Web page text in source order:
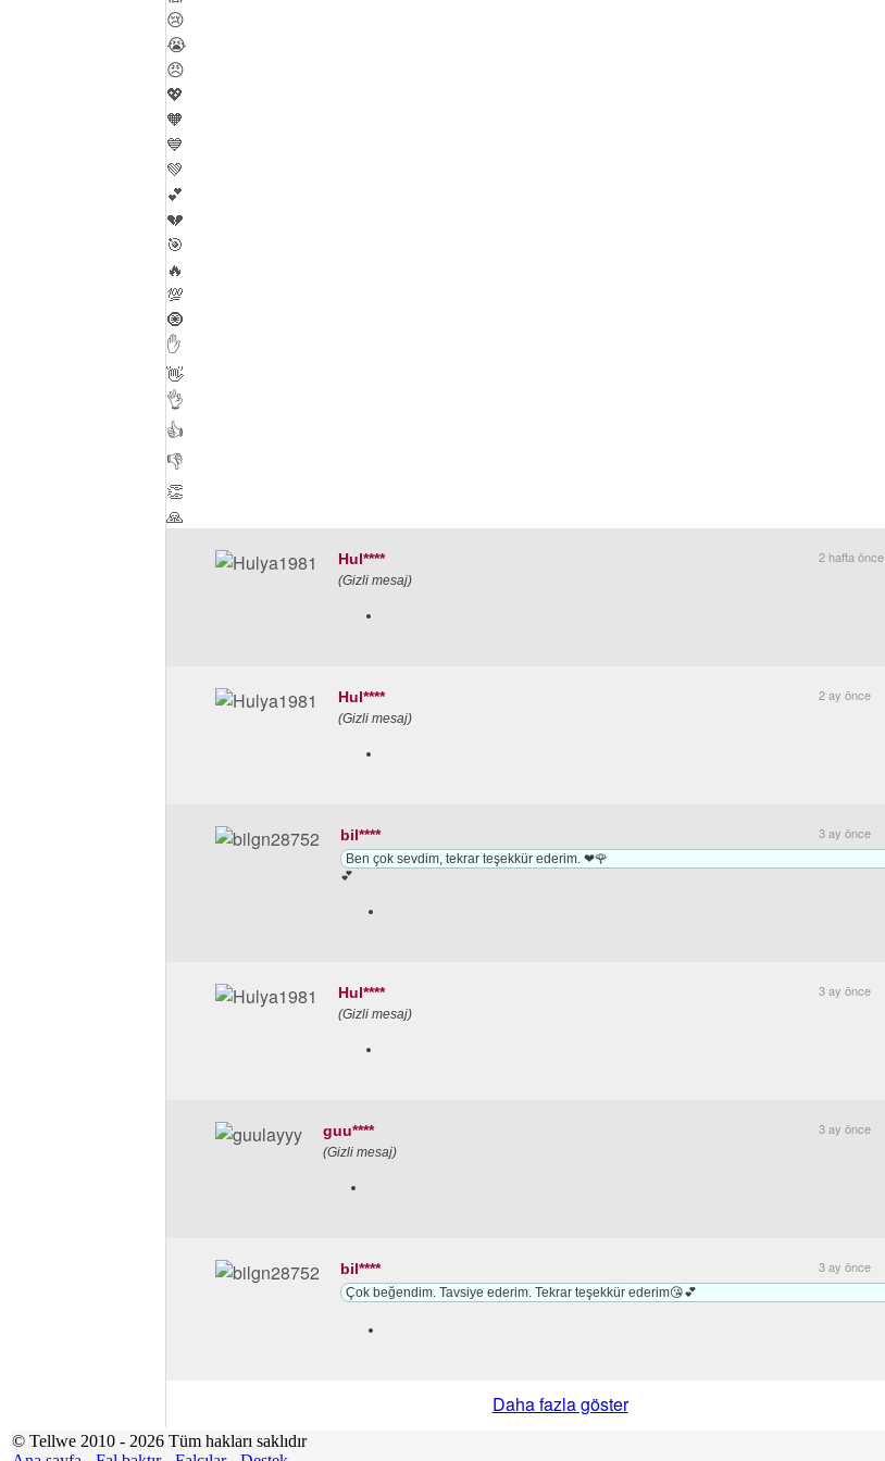
😢
😭
😠
💖
🧡
💙
💚
💕
💔
🎯
🔥
💯
🧿
✋
👋
👌
👍
👎
👏
🙏
2 hafta önce
Hul****
(Gizli mesaj)
2 ay önce
Hul****
(Gizli mesaj)
3 ay önce
bil****
Ben çok sevdim, tekrar teşekkür ederim. ❤🌹
💕
3 ay önce
Hul****
(Gizli mesaj)
3 ay önce
guu****
(Gizli mesaj)
3 ay önce
bil****
Çok beğendim. Tavsiye ederim. Tekrar teşekkür ederim😘💕
Daha fazla göster
© Tellwe 2010 - 2026 Tüm hakları saklıdır